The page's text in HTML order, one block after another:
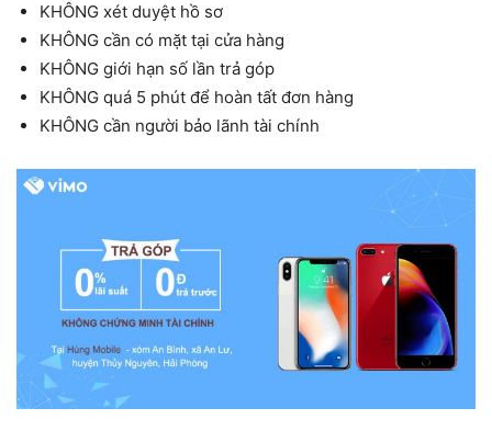
KHÔNG xét duyệt hồ sơ
KHÔNG cần có mặt tại cửa hàng
KHÔNG giới hạn số lần trả góp
KHÔNG quá 5 phút để hoàn tất đơn hàng
KHÔNG cần người bảo lãnh tài chính